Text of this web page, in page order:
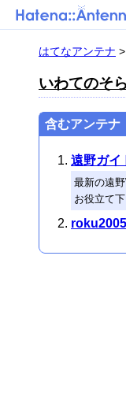
はてなアンテナ >
いわてのそら
含むアンテナ
遠野ガ
最新の遠
お役立て